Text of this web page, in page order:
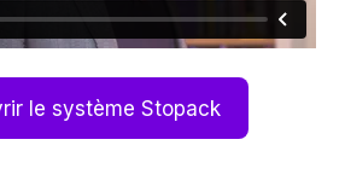
le système Stopack